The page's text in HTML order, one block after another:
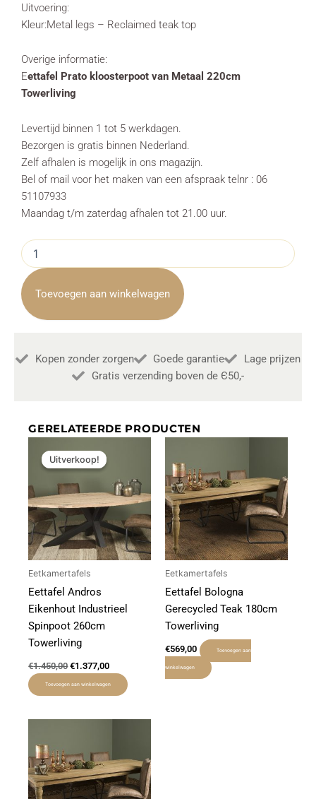
Uitvoering:
Kleur:Metal legs – Reclaimed teak top
Overige informatie:
Eettafel Prato kloosterpoot van Metaal 220cm
Towerliving
Levertijd binnen 1 tot 5 werkdagen.
Bezorgen is gratis binnen Nederland.
Zelf afhalen is mogelijk in ons magazijn.
Bel of mail voor het maken van een afspraak telnr : 06
51107933
Maandag t/m zaterdag afhalen tot 21.00 uur.
Eettafel
Prato
kloosterpoot
van
Metaal
220cm
Toevoegen aan winkelwagen
Kopen zonder zorgen Goede garantie
Lage prijzen
Gratis verzending boven de Є50,-
GERELATEERDE PRODUCTEN
Uitverkoop!
Uitverkoop!
Eetkamertafels
Eettafel Andros
Eikenhout Industrieel
Spinpoot 260cm
Towerliving
€1.450,00
prijs
was:
€1.377,00
€1.377,00.
Toevoegen aan winkelwagen
Eetkamertafels
Eettafel Bologna
Gerecycled Teak 180cm
Towerliving
€569,00 Toevoegen aan
winkelwagen